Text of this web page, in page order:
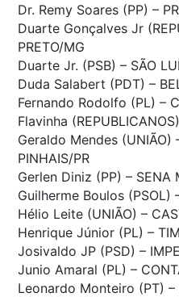
Dr. Remy Soares (PP) –
Duarte Gonçalves Jr
PRETO/MG
Duarte Jr. (PSB) – SÃO
Duda Salabert (PDT) –
Fernando Rodolfo (PL) –
Flavinha
Geraldo Mendes (UNIÃO)
PINHAIS/PR
Gerlen Diniz (PP) – SENA
Guilherme Boulos (PSOL)
Hélio Leite (UNIÃO) –
Henrique Júnior (PL) –
Josivaldo JP (PSD) –
Junio Amaral (PL) –
Leonardo Monteiro (PT) –